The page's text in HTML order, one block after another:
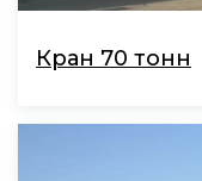
Кран 70 тонн